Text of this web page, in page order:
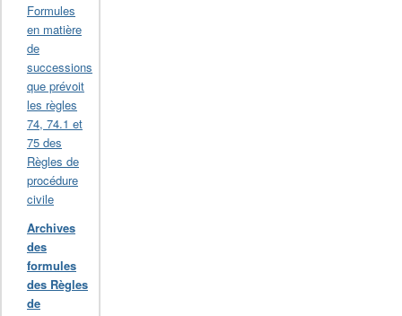
Formules
en matière
de
successions
que prévoit
les règles
74, 74.1 et
75 des
Règles de
procédure
civile
Archives
des
formules
des Règles
de